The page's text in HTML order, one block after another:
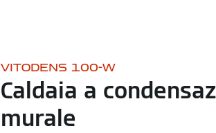
VITODENS 100-W
Caldaia a
murale